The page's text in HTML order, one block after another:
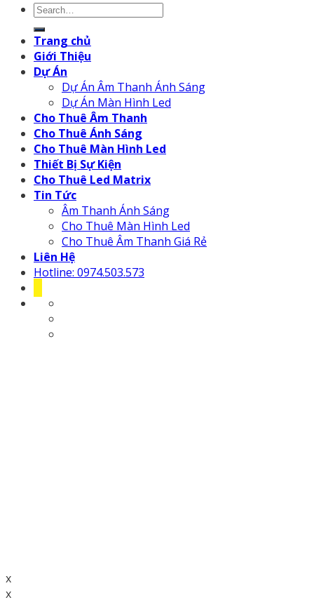
Search
for:
Trang chủ
Giới Thiệu
Dự Án
Dự Án Âm Thanh Ánh Sáng
Dự Án Màn Hình Led
Cho Thuê Âm Thanh
Cho Thuê Ánh Sáng
Cho Thuê Màn Hình Led
Thiết Bị Sự Kiện
Cho Thuê Led Matrix
Tin Tức
Âm Thanh Ánh Sáng
Cho Thuê Màn Hình Led
Cho Thuê Âm Thanh Giá Rẻ
Liên Hệ
Hotline: 0974.503.573
x
x